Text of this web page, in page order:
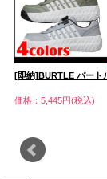
[即納]BURTLE バート
価格：5,445円(税込)